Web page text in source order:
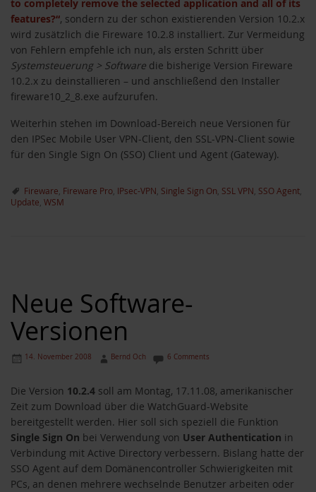
to completely remove the selected application and all of its
features?“, sondern zu der schon existierenden Version 10.2.x
wird zusätzlich die Fireware 10.2.8 installiert. Zur Vermeidung
von Fehlern empfehle ich nun, als ersten Schritt über
Systemsteuerung > Software die bisherige Version Fireware
10.2.x zu deinstallieren – und anschließend den Installer
fireware10_2_8.exe aufzurufen.
Weiterhin stehen im Download-Bereich neue Versionen für
den IPSec Mobile User VPN-Client, den SSL-VPN-Client sowie
für den Single Sign On (SSO) Client und Agent (Gateway).
Fireware Fireware Pro IPsec-VPN Single Sign On SSL VPN SSO Agent
Update WSM
Neue Software-
Versionen
14. November 2008 Bernd Och 6 Comments
Die Version 10.2.4 soll am Montag, 17.11.08, amerikanischer
Zeit zum Download über die WatchGuard-Website
bereitgestellt werden. Hier soll sich speziell die Funktion
Single Sign On bei Verwendung von User Authentication in
Verbindung mit Active Directory verbessern. Bislang hatte der
SSO Agent auf dem Domänencontroller Schwierigkeiten mit
PCs, an denen mehrere wechselnde Benutzer arbeiten oder